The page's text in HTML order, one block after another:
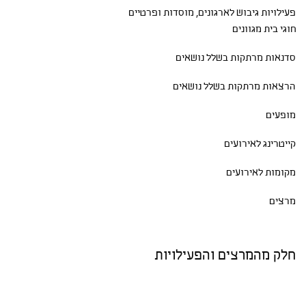
פעילויות גיבושלארגונים, מוסדות ופרטיים
חוגי בית מגוונים
סדנאות מרתקות בשלל נושאים
הרצאות מרתקות בשלל נושאים
מופעים
קייטרינג לאירועים
מקומות לאירועים
מרצים
חלק מהמרצים והפעילויות